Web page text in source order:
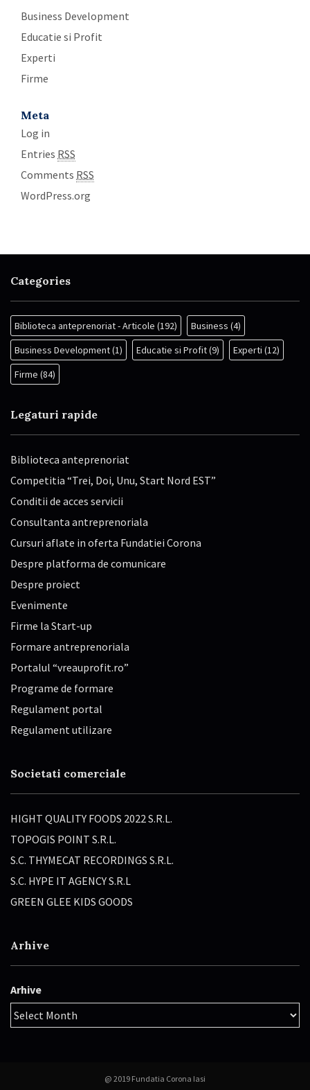
Business Development
Educatie si Profit
Experti
Firme
Meta
Log in
Entries RSS
Comments RSS
WordPress.org
Categories
Biblioteca anteprenoriat - Articole (192) Business (4)
Business Development(1) Educatie si Profit(9) Experti (12)
Firme (84)
Legaturi rapide
Biblioteca anteprenoriat
Competitia “Trei, Doi, Unu, Start Nord EST”
Conditii de acces servicii
Consultanta antreprenoriala
Cursuri aflate in oferta Fundatiei Corona
Despre platforma de comunicare
Despre proiect
Evenimente
Firme la Start-up
Formare antreprenoriala
Portalul “vreauprofit.ro”
Programe de formare
Regulament portal
Regulament utilizare
Societati comerciale
HIGHT QUALITY FOODS 2022 S.R.L.
TOPOGIS POINT S.R.L.
S.C. THYMECAT RECORDINGS S.R.L.
S.C. HYPE IT AGENCY S.R.L
GREEN GLEE KIDS GOODS
Arhive
Arhive
@ 2019 Fundatia Corona Iasi